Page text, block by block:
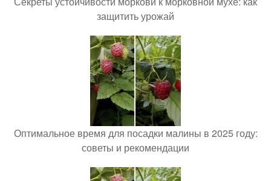
защитить урожай
Оптимальное время для посадки малины в 2025 году:
советы и рекомендации